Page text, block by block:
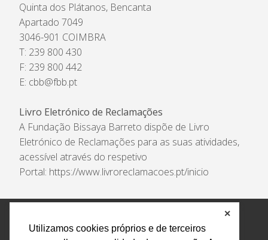
Utilizamos cookies próprios e de terceiros
✕
Quinta dos Plátanos, Bencanta
Apartado 7049
3046-901 COIMBRA
T: 239 800 430
F: 239 800 442
E: cbb@fbb.pt
Livro Eletrónico de Reclamações
A Fundação Bissaya Barreto dispõe de Livro
Eletrónico de Reclamações para as suas atividades,
acessível através do respetivo
Portal: https://www.livroreclamacoes.pt/inicio
Política de Privacidade e Tratamento de Dados
Encarregado de Proteção de Dados
Livro Eletrónico